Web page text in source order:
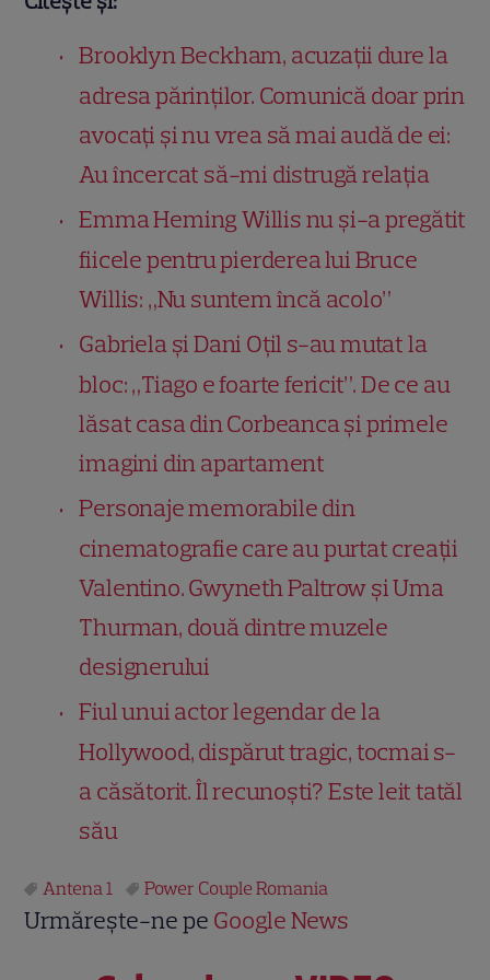
Brooklyn Beckham, acuzații dure la
adresa părinților. Comunică doar prin
avocați și nu vrea să mai audă de ei:
Au încercat să-mi distrugă relația
Emma Heming Willis nu și-a pregătit
fiicele pentru pierderea lui Bruce
Willis: „Nu suntem încă acolo”
Gabriela și Dani Oțil s-au mutat la
bloc: „Tiago e foarte fericit”. De ce au
lăsat casa din Corbeanca și primele
imagini din apartament
Personaje memorabile din
cinematografie care au purtat creații
Valentino. Gwyneth Paltrow și Uma
Thurman, două dintre muzele
designerului
Fiul unui actor legendar de la
Hollywood, dispărut tragic, tocmai s-
a căsătorit. Îl recunoști? Este leit tatăl
său
Antena 1 Power Couple Romania
Urmărește-ne pe Google News